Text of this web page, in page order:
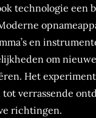
technologie een
en
om
Het
tot verrassende
richtingen.